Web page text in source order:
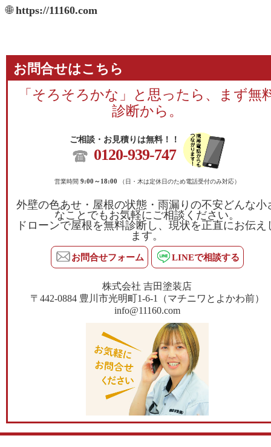
🌐 https://11160.com
お問合せはこちら
「そろそろかな」と思ったら、まず無
診断から。
ご相談・お見積りは無料！！
0120-939-747
営業時間 9:00～18:00 （日・木は定休日のため電話受付のみ対応）
外壁の色あせ・屋根の状態・雨漏りの不安どんな小
なことでもお気軽にご相談ください。
ドローンで屋根を無料診断し、現状を正直にお伝え
ます。
お問合せフォーム LINEで相談する
株式会社 吉田塗装店
〒442-0884 豊川市光明町1-6-1（マチニワとよかわ前）
info@11160.com